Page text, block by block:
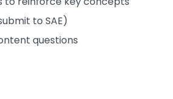
to SAE)
questions